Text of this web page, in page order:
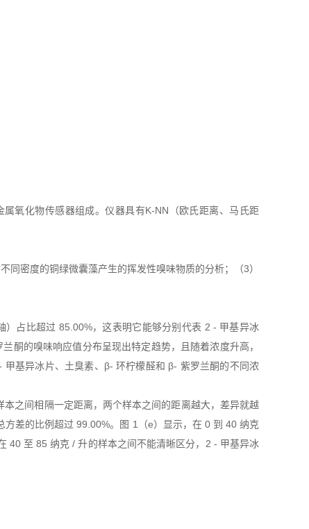
氧化物传感器组成。仪器具有K-NN（欧氏距离、马氏距
同密度的铜绿微囊藻产生的挥发性嗅味物质的分析；（3）
占比超过 85.00%，这表明它能够分别代表 2 - 甲基异冰
酮的嗅味响应值分布呈现出特定趋势，且随着浓度升高，
基异冰片、土臭素、β- 环柠檬醛和 β- 紫罗兰酮的不同浓
之间相隔一定距离，两个样本之间的距离越大，差异就越
差的比例超过 99.00%。图 1（e）显示，在 0 到 40 纳克
40 至 85 纳克 / 升的样本之间不能清晰区分，2 - 甲基异冰